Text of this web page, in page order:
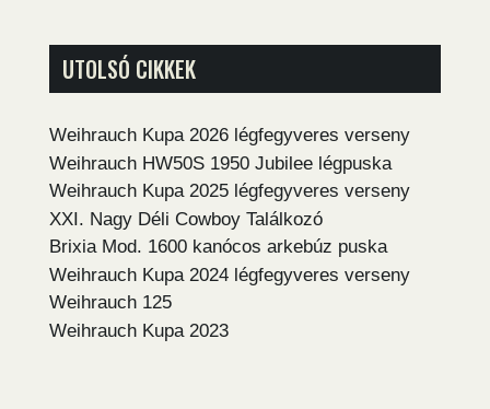
UTOLSÓ CIKKEK
Weihrauch Kupa 2026 légfegyveres verseny
Weihrauch HW50S 1950 Jubilee légpuska
Weihrauch Kupa 2025 légfegyveres verseny
XXI. Nagy Déli Cowboy Találkozó
Brixia Mod. 1600 kanócos arkebúz puska
Weihrauch Kupa 2024 légfegyveres verseny
Weihrauch 125
Weihrauch Kupa 2023